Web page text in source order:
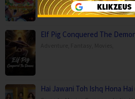
Elf Pig Conquered The
Hai Jawani Toh Ishq Hona Hai